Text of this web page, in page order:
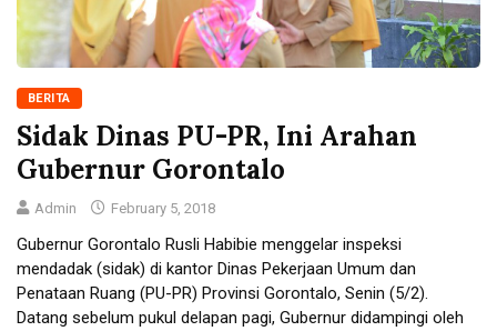
BERITA
Sidak Dinas PU-PR, Ini Arahan
Gubernur Gorontalo
Admin February 5, 2018
Gubernur Gorontalo Rusli Habibie menggelar inspeksi
mendadak (sidak) di kantor Dinas Pekerjaan Umum dan
Penataan Ruang (PU-PR) Provinsi Gorontalo, Senin (5/2).
Datang sebelum pukul delapan pagi, Gubernur didampingi oleh